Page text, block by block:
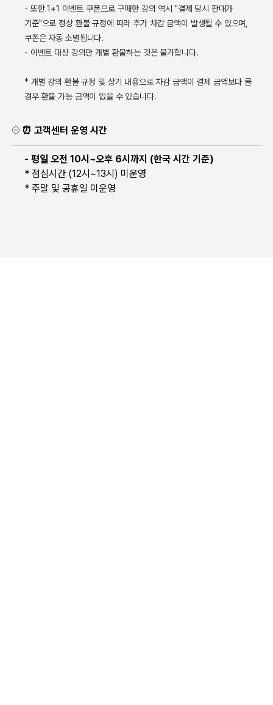
- 또한 1+1 이벤트 쿠폰으로 구매한 강의 역시 "결제 당시 판매가
기준"으로 정상 환불 규정에 따라 추가 차감 금액이 발생될 수 있으며,
쿠폰은 자동 소멸됩니다.
- 이벤트 대상 강의만 개별 환불하는 것은 불가합니다.
* 개별 강의 환불 규정 및 상기 내용으로 차감 금액이 결제 금액보다 클
경우 환불 가능 금액이 없을 수 있습니다.
⏰ 고객센터 운영 시간
- 평일 오전 10시~오후 6시까지 (한국 시간 기준)
* 점심시간 (12시~13시) 미운영
* 주말 및 공휴일 미운영